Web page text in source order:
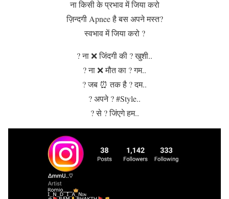
ना किसी के प्रभाव में जिया करो
ज़िन्दगी Apnee है बस अपने मस्त?
स्वभाव में जिया करो ?
? ना ❌ जिंदगी की ? खुशी..
? ना ❌ मौत का ? गम..
? जब ⏰ तक है ? दम..
? अपने ? #Style..
? से ? जिंएगे हम..